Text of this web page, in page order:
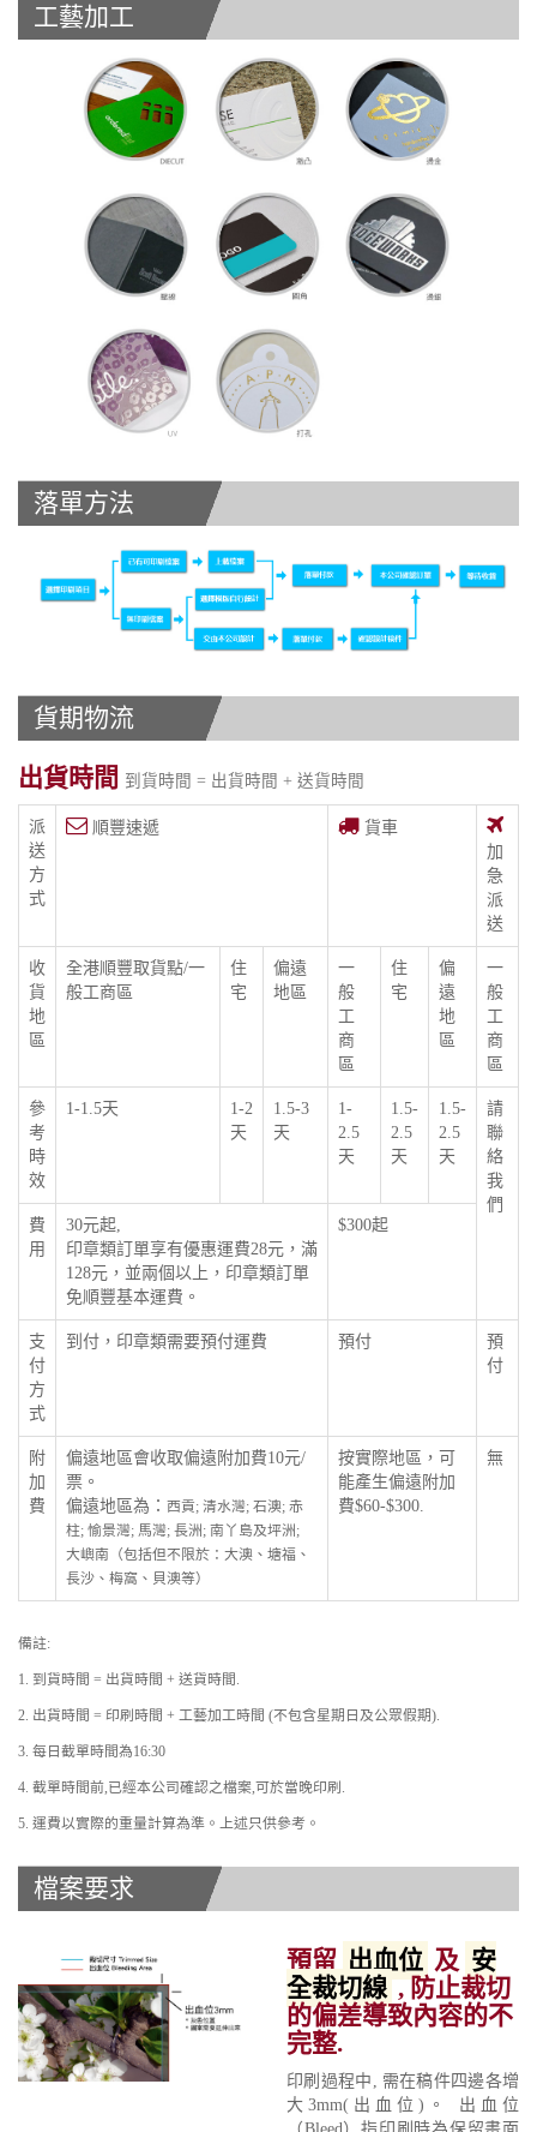
工藝加工
落單方法
貨期物流
出貨時間 到貨時間 = 出貨時間 + 送貨時間
派
送
方
式
順豐速遞
貨車
加
急
派
送
收
貨
地
區
全港順豐取貨點/一
般工商區
住
宅
偏遠
地區
一
般
工
商
區
住
宅
偏
遠
地
區
一
般
工
商
區
參
考
時
效
1-1.5天
1-2
天
1.5-3
天
1-
2.5
天
1.5-
2.5
天
1.5-
2.5
天
請
聯
絡
我
們
費
用
30元起,
印章類訂單享有優惠運費28元，滿
128元，並兩個以上，印章類訂單
免順豐基本運費。
$300起
支
付
方
式
到付，印章類需要預付運費 預付
預
付
附
加
費
偏遠地區會收取偏遠附加費10元/
票。
偏遠地區為： 西貢; 清水灣; 石澳; 赤
柱; 愉景灣; 馬灣; 長洲; 南丫島及坪洲;
大嶼南（包括但不限於：大澳、塘福、
長沙、梅窩、貝澳等）
按實際地區，可
能產生偏遠附加
費$60-$300.
無
備註:
1. 到貨時間 = 出貨時間 + 送貨時間.
2. 出貨時間 = 印刷時間 + 工藝加工時間 (不包含星期日及公眾假期).
3. 每日截單時間為16:30
4. 截單時間前,已經本公司確認之檔案,可於當晚印刷.
5. 運費以實際的重量計算為準。上述只供參考。
檔案要求
預留 出血位 及 安
全裁切線, 防止裁切
的偏差導致內容的不
完整.
印刷過程中, 需在稿件四邊各增
大3mm(出血位)。 出血位